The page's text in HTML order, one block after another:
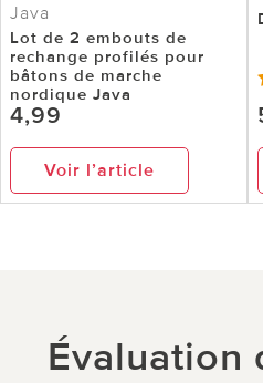
Java
Lot de 2 embouts de
rechange profilés pour
bâtons de marche
nordique Java
4,99
Voir l’article
Évaluation